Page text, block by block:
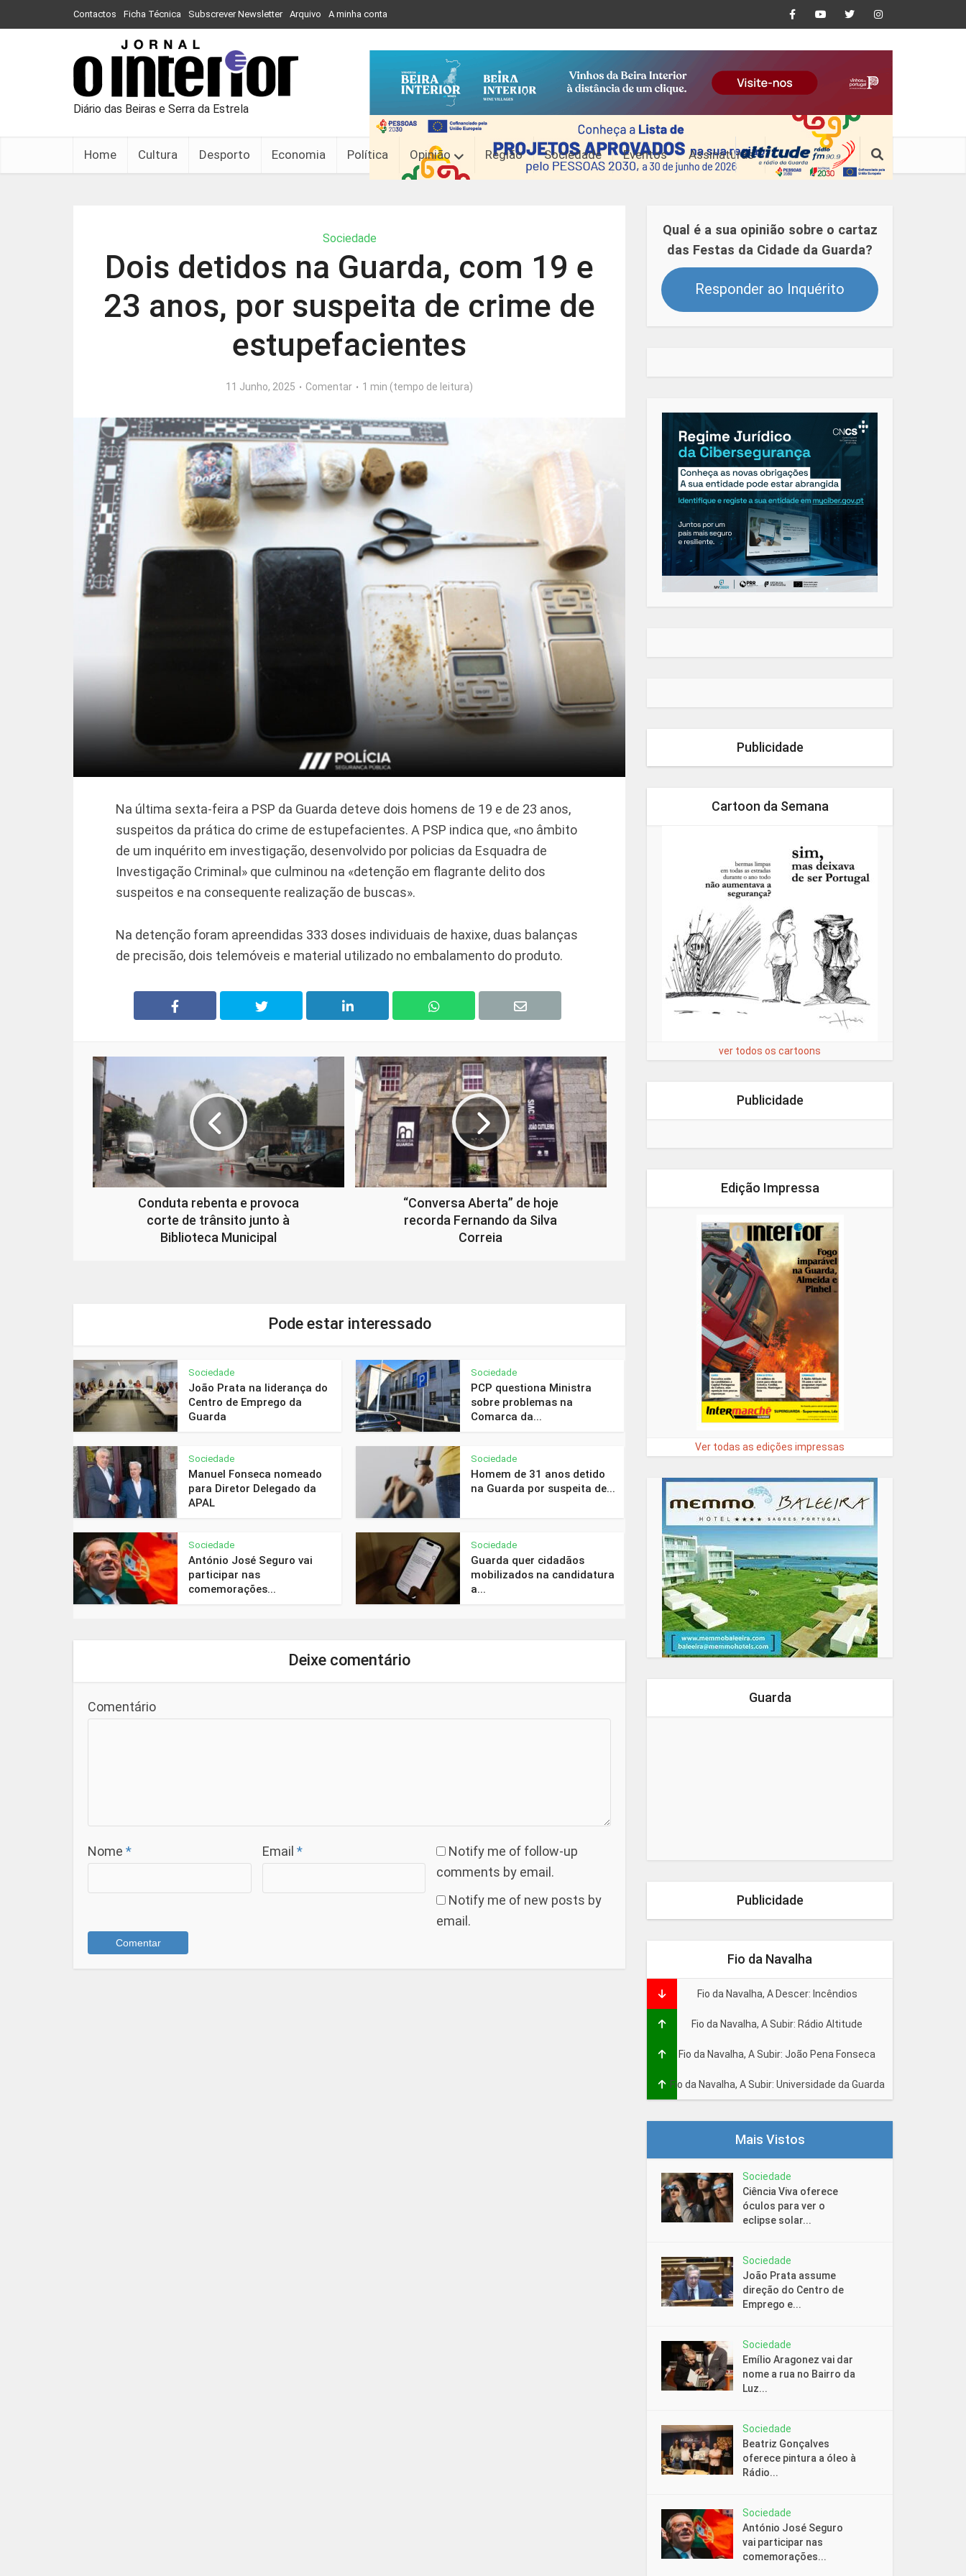
Contactos Ficha Técnica Subscrever Newsletter Arquivo A minha conta
Diário das Beiras e Serra da Estrela
Home Cultura Desporto Economia Política Opinião Região Sociedade Eventos Assinaturas
Sociedade
Dois detidos na Guarda, com 19 e
23 anos, por suspeita de crime de
estupefacientes
11 Junho, 2025 Comentar 1 min (tempo de leitura)
Na última sexta-feira a PSP da Guarda deteve dois homens de 19 e de 23 anos,
suspeitos da prática do crime de estupefacientes. A PSP indica que, «no âmbito
de um inquérito em investigação, desenvolvido por policias da Esquadra de
Investigação Criminal» que culminou na «detenção em flagrante delito dos
suspeitos e na consequente realização de buscas».
Na detenção foram apreendidas 333 doses individuais de haxixe, duas balanças
de precisão, dois telemóveis e material utilizado no embalamento do produto.
Conduta rebenta e provoca
corte de trânsito junto à
Biblioteca Municipal
“Conversa Aberta” de hoje
recorda Fernando da Silva
Correia
Pode estar interessado
Sociedade
João Prata na liderança do
Centro de Emprego da
Guarda
Sociedade
PCP questiona Ministra
sobre problemas na
Comarca da...
Sociedade
Manuel Fonseca nomeado
para Diretor Delegado da
APAL
Sociedade
Homem de 31 anos detido
na Guarda por suspeita de...
Sociedade
António José Seguro vai
participar nas
comemorações...
Sociedade
Guarda quer cidadãos
mobilizados na candidatura
a...
Deixe comentário
Comentário
Nome * Email *
Notify me of follow-up
comments by email.
Notify me of new posts by
email.
Qual é a sua opinião sobre o cartaz
das Festas da Cidade da Guarda?
Responder ao Inquérito
Publicidade
Cartoon da Semana
ver todos os cartoons
Publicidade
Edição Impressa
Ver todas as edições impressas
Guarda
Publicidade
Fio da Navalha
Fio da Navalha, A Descer: Incêndios
Fio da Navalha, A Subir: Rádio Altitude
Fio da Navalha, A Subir: João Pena Fonseca
Fio da Navalha, A Subir: Universidade da Guarda
Mais Vistos
Sociedade
Ciência Viva oferece
óculos para ver o
eclipse solar...
Sociedade
João Prata assume
direção do Centro de
Emprego e...
Sociedade
Emílio Aragonez vai dar
nome a rua no Bairro da
Luz...
Sociedade
Beatriz Gonçalves
oferece pintura a óleo à
Rádio...
Sociedade
António José Seguro
vai participar nas
comemorações...